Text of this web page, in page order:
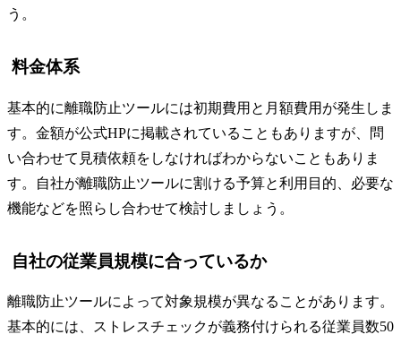
う。
料金体系
基本的に離職防止ツールには初期費用と月額費用が発生しま
す。金額が公式HPに掲載されていることもありますが、問
い合わせて見積依頼をしなければわからないこともありま
す。自社が離職防止ツールに割ける予算と利用目的、必要な
機能などを照らし合わせて検討しましょう。
自社の従業員規模に合っているか
離職防止ツールによって対象規模が異なることがあります。
基本的には、ストレスチェックが義務付けられる従業員数50